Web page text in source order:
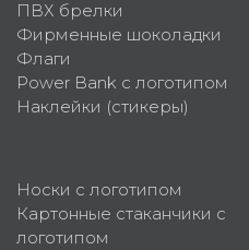
ПВХ брелки
Фирменные шоколадки
Флаги
Power Bank с логотипом
Наклейки (стикеры)
Носки с логотипом
Картонные стаканчики с
логотипом